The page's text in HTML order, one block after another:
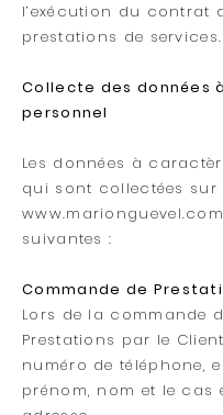
l’exécution du contrat
prestations de services.
Collecte des données
personnel
Les données à
qui sont collectées sur
www.marionguevel.com
suivantes :
Commande de
Lors de la commande
Prestations par le
numéro de téléphone,
prénom, nom et le cas